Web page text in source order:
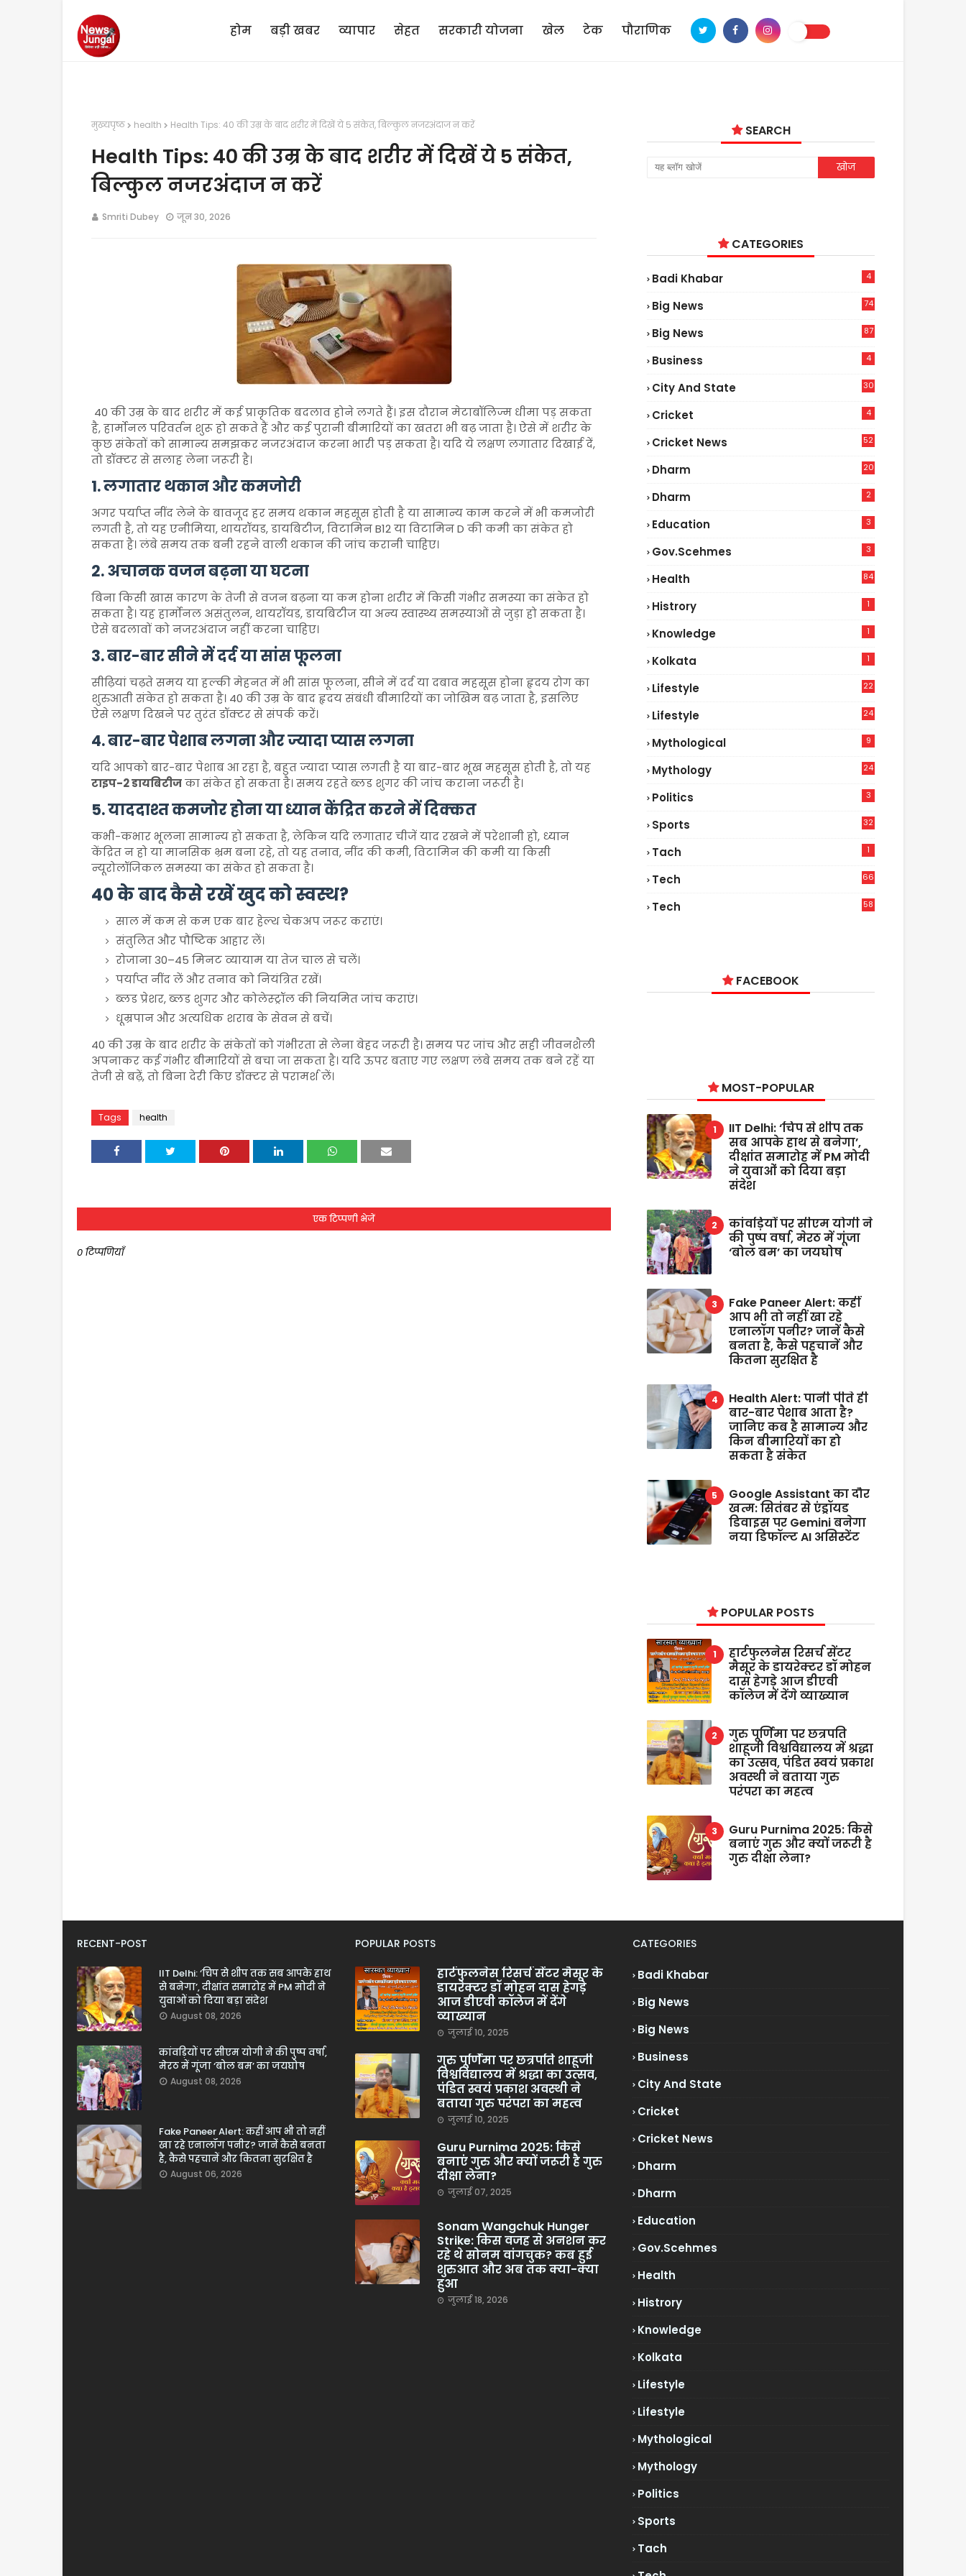
होम बड़ी खबर व्यापार सेहत सरकारी योजना खेल टेक पौराणिक
मुख्यपृष्ठ health Health Tips: 40 की उम्र के बाद शरीर में दिखें ये 5 संकेत, बिल्कुल नजरअंदाज न करें
Health Tips: 40 की उम्र के बाद शरीर में दिखें ये 5 संकेत,
बिल्कुल नजरअंदाज न करें
Smriti Dubey जून 30, 2026
40 की उम्र के बाद शरीर में कई प्राकृतिक बदलाव होने लगते हैं। इस दौरान मेटाबॉलिज्म धीमा पड़ सकता
है, हार्मोनल परिवर्तन शुरू हो सकते हैं और कई पुरानी बीमारियों का खतरा भी बढ़ जाता है। ऐसे में शरीर के
कुछ संकेतों को सामान्य समझकर नजरअंदाज करना भारी पड़ सकता है। यदि ये लक्षण लगातार दिखाई दें,
तो डॉक्टर से सलाह लेना जरूरी है।
1. लगातार थकान और कमजोरी
अगर पर्याप्त नींद लेने के बावजूद हर समय थकान महसूस होती है या सामान्य काम करने में भी कमजोरी
लगती है, तो यह एनीमिया, थायरॉयड, डायबिटीज, विटामिन B12 या विटामिन D की कमी का संकेत हो
सकता है। लंबे समय तक बनी रहने वाली थकान की जांच करानी चाहिए।
2. अचानक वजन बढ़ना या घटना
बिना किसी खास कारण के तेजी से वजन बढ़ना या कम होना शरीर में किसी गंभीर समस्या का संकेत हो
सकता है। यह हार्मोनल असंतुलन, थायरॉयड, डायबिटीज या अन्य स्वास्थ्य समस्याओं से जुड़ा हो सकता है।
ऐसे बदलावों को नजरअंदाज नहीं करना चाहिए।
3. बार-बार सीने में दर्द या सांस फूलना
सीढ़ियां चढ़ते समय या हल्की मेहनत में भी सांस फूलना, सीने में दर्द या दबाव महसूस होना हृदय रोग का
शुरुआती संकेत हो सकता है। 40 की उम्र के बाद हृदय संबंधी बीमारियों का जोखिम बढ़ जाता है, इसलिए
ऐसे लक्षण दिखने पर तुरंत डॉक्टर से संपर्क करें।
4. बार-बार पेशाब लगना और ज्यादा प्यास लगना
यदि आपको बार-बार पेशाब आ रहा है, बहुत ज्यादा प्यास लगती है या बार-बार भूख महसूस होती है, तो यह
टाइप-2 डायबिटीजका संकेत हो सकता है। समय रहते ब्लड शुगर की जांच कराना जरूरी है।
5. याददाश्त कमजोर होना या ध्यान केंद्रित करने में दिक्कत
कभी-कभार भूलना सामान्य हो सकता है, लेकिन यदि लगातार चीजें याद रखने में परेशानी हो, ध्यान
केंद्रित न हो या मानसिक भ्रम बना रहे, तो यह तनाव, नींद की कमी, विटामिन की कमी या किसी
न्यूरोलॉजिकल समस्या का संकेत हो सकता है।
40 के बाद कैसे रखें खुद को स्वस्थ?
साल में कम से कम एक बार हेल्थ चेकअप जरूर कराएं।
संतुलित और पौष्टिक आहार लें।
रोजाना 30–45 मिनट व्यायाम या तेज चाल से चलें।
पर्याप्त नींद लें और तनाव को नियंत्रित रखें।
ब्लड प्रेशर, ब्लड शुगर और कोलेस्ट्रॉल की नियमित जांच कराएं।
धूम्रपान और अत्यधिक शराब के सेवन से बचें।
40 की उम्र के बाद शरीर के संकेतों को गंभीरता से लेना बेहद जरूरी है। समय पर जांच और सही जीवनशैली
अपनाकर कई गंभीर बीमारियों से बचा जा सकता है। यदि ऊपर बताए गए लक्षण लंबे समय तक बने रहें या
तेजी से बढ़ें, तो बिना देरी किए डॉक्टर से परामर्श लें।
Tags health
एक टिप्पणी भेजें
0 टिप्पणियाँ
SEARCH
CATEGORIES
Badi Khabar 4
Big News
74
Big News
87
Business 4
City And State 30
Cricket 4
Cricket News
52
Dharm 20
Dharm 2
Education 3
Gov.scehmes 3
Health
84
Histrory 1
Knowledge 1
Kolkata 1
Lifestyle
22
Lifestyle
24
Mythological 9
Mythology 24
Politics 3
Sports 32
Tach 1
Tech
66
Tech
58
FACEBOOK
MOST-POPULAR
IIT Delhi: ‘चिप से शीप तक
सब आपके हाथ से बनेगा’,
दीक्षांत समारोह में PM मोदी
ने युवाओं को दिया बड़ा
संदेश
कांवड़ियों पर सीएम योगी ने
की पुष्प वर्षा, मेरठ में गूंजा
‘बोल बम’ का जयघोष
Fake Paneer Alert: कहीं
आप भी तो नहीं खा रहे
एनालॉग पनीर? जानें कैसे
बनता है, कैसे पहचानें और
कितना सुरक्षित है
Health Alert: पानी पीते ही
बार-बार पेशाब आता है?
जानिए कब है सामान्य और
किन बीमारियों का हो
सकता है संकेत
Google Assistant का दौर
खत्म: सितंबर से एंड्रॉयड
डिवाइस पर Gemini बनेगा
नया डिफॉल्ट AI असिस्टेंट
POPULAR POSTS
हार्टफुलनेस रिसर्च सेंटर
मैसूर के डायरेक्टर डॉ मोहन
दास हेगड़े आज डीएवी
कॉलेज में देंगे व्याख्यान
गुरु पूर्णिमा पर छत्रपति
शाहूजी विश्वविद्यालय में श्रद्धा
का उत्सव, पंडित स्वयं प्रकाश
अवस्थी ने बताया गुरु
परंपरा का महत्व
Guru Purnima 2025: किसे
बनाएं गुरु और क्यों जरूरी है
गुरु दीक्षा लेना?
RECENT-POST
IIT Delhi: ‘चिप से शीप तक सब आपके हाथ
से बनेगा’, दीक्षांत समारोह में PM मोदी ने
युवाओं को दिया बड़ा संदेश
August 08, 2026
कांवड़ियों पर सीएम योगी ने की पुष्प वर्षा,
मेरठ में गूंजा ‘बोल बम’ का जयघोष
August 08, 2026
Fake Paneer Alert: कहीं आप भी तो नहीं
खा रहे एनालॉग पनीर? जानें कैसे बनता
है, कैसे पहचानें और कितना सुरक्षित है
August 06, 2026
POPULAR POSTS
हार्टफुलनेस रिसर्च सेंटर मैसूर के
डायरेक्टर डॉ मोहन दास हेगड़े
आज डीएवी कॉलेज में देंगे
व्याख्यान
जुलाई 10, 2025
गुरु पूर्णिमा पर छत्रपति शाहूजी
विश्वविद्यालय में श्रद्धा का उत्सव,
पंडित स्वयं प्रकाश अवस्थी ने
बताया गुरु परंपरा का महत्व
जुलाई 10, 2025
Guru Purnima 2025: किसे
बनाएं गुरु और क्यों जरूरी है गुरु
दीक्षा लेना?
जुलाई 07, 2025
Sonam Wangchuk Hunger
Strike: किस वजह से अनशन कर
रहे थे सोनम वांगचुक? कब हुई
शुरुआत और अब तक क्या-क्या
हुआ
जुलाई 18, 2026
CATEGORIES
Badi Khabar
Big News
Big News
Business
City And State
Cricket
Cricket News
Dharm
Dharm
Education
Gov.scehmes
Health
Histrory
Knowledge
Kolkata
Lifestyle
Lifestyle
Mythological
Mythology
Politics
Sports
Tach